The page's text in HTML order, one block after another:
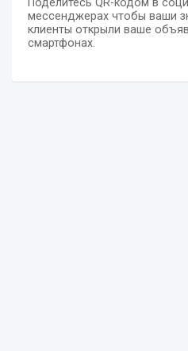
Поделитесь QR-кодом в
мессенджерах чтобы ваши
клиенты открыли ваше
смартфонах.